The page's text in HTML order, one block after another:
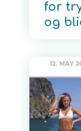
for
og
12. MAY